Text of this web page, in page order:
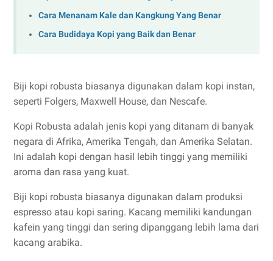
Cara Menanam Kale dan Kangkung Yang Benar
Cara Budidaya Kopi yang Baik dan Benar
Biji kopi robusta biasanya digunakan dalam kopi instan,
seperti Folgers, Maxwell House, dan Nescafe.
Kopi Robusta adalah jenis kopi yang ditanam di banyak
negara di Afrika, Amerika Tengah, dan Amerika Selatan.
Ini adalah kopi dengan hasil lebih tinggi yang memiliki
aroma dan rasa yang kuat.
Biji kopi robusta biasanya digunakan dalam produksi
espresso atau kopi saring. Kacang memiliki kandungan
kafein yang tinggi dan sering dipanggang lebih lama dari
kacang arabika.